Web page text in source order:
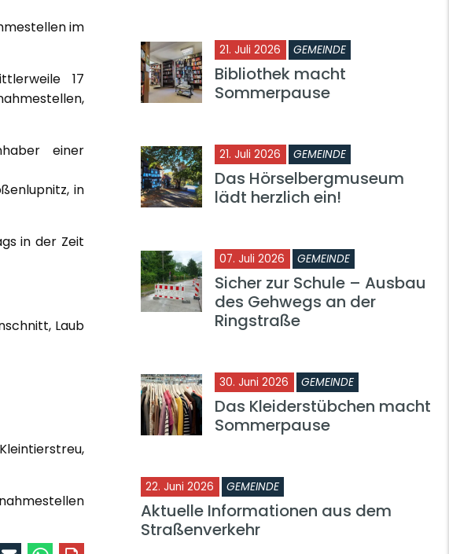
im
17
einer
in
in der Zeit
Laub
21. Juli 2026 GEMEINDE
Bibliothek macht
Sommerpause
21. Juli 2026 GEMEINDE
Das Hörselbergmuseum
lädt herzlich ein!
07. Juli 2026 GEMEINDE
Sicher zur Schule – Ausbau
des Gehwegs an der
Ringstraße
30. Juni 2026 GEMEINDE
Das Kleiderstübchen macht
Sommerpause
22. Juni 2026 GEMEINDE
Aktuelle Informationen aus dem
Straßenverkehr